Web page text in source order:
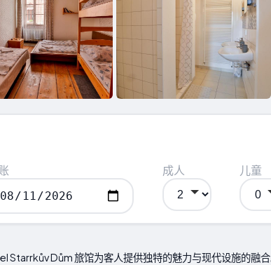
成人 儿童
Starrkův Dům 旅馆为客人提供独特的魅力与现代设施的融